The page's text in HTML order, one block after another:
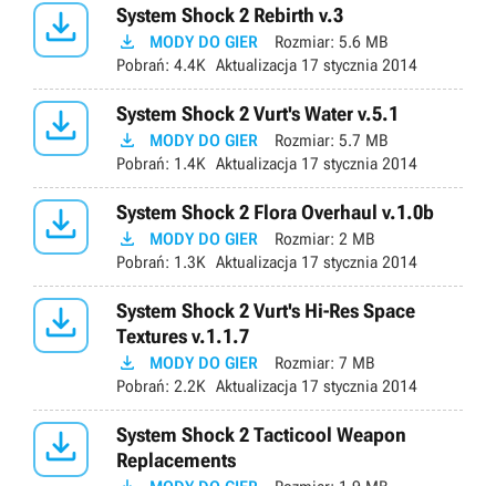
 System Shock 2 Rebirth v.3
 MODY DO GIER Rozmiar: 5.6 MB
Pobrań: 4.4K Aktualizacja 17 stycznia 2014
 System Shock 2 Vurt's Water v.5.1
 MODY DO GIER Rozmiar: 5.7 MB
Pobrań: 1.4K Aktualizacja 17 stycznia 2014
 System Shock 2 Flora Overhaul v.1.0b
 MODY DO GIER Rozmiar: 2 MB
Pobrań: 1.3K Aktualizacja 17 stycznia 2014

System Shock 2 Vurt's Hi-Res Space
Textures v.1.1.7
 MODY DO GIER Rozmiar: 7 MB
Pobrań: 2.2K Aktualizacja 17 stycznia 2014

System Shock 2 Tacticool Weapon
Replacements